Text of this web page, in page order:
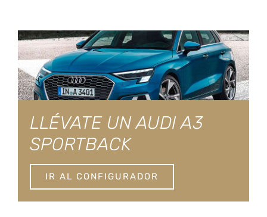
LLÉVATE UN AUDI A3
SPORTBACK
IR AL CONFIGURADOR